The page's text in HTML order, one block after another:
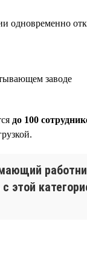
одновременно
заводе
до 100
этой